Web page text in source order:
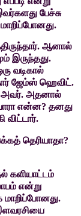
பேச்சு
ஆனால்
இருந்தது.
வடிகால்
ஜேம்ஸ் ஹெவிட்.
அவர். அதனால்
என்ன? தனது
தெரியாதா?
களியாட்டம்
என்று
மாறிப்போனது.